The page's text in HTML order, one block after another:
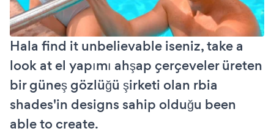
Hala find it unbelievable iseniz, take a
look at el yapımı ahşap çerçeveler üreten
bir güneş gözlüğü şirketi olan rbia
shades'in designs sahip olduğu been
able to create.